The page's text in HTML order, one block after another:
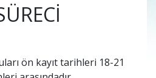
ön kayıt tarihleri 18-21